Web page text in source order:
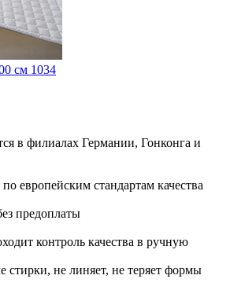
см 1034
в филиалах Германии, Гонконга и
европейским стандартам качества
предоплаты
контроль качества в ручную
стирки, не линяет, не теряет формы